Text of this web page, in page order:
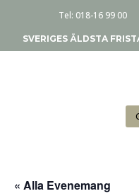
Tel: 018-16 99 00
SVERIGES ÄLDSTA
« Alla Evenemang